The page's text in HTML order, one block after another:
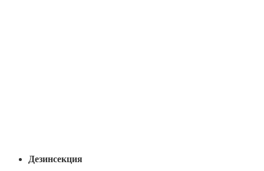
навигацияДезинсекция